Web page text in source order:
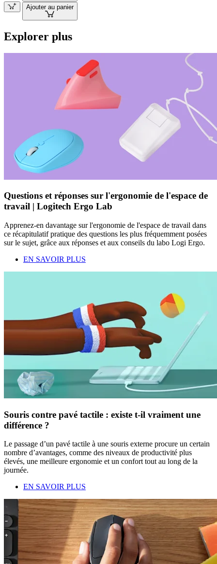
Ajouter au panier
Explorer plus
Questions et réponses sur l'ergonomie de l'espace de
travail | Logitech Ergo Lab
Apprenez-en davantage sur l'ergonomie de l'espace de travail dans
ce récapitulatif pratique des questions les plus fréquemment posées
sur le sujet, grâce aux réponses et aux conseils du labo Logi Ergo.
EN SAVOIR PLUS
Souris contre pavé tactile : existe t-il vraiment une
différence ?
Le passage d’un pavé tactile à une souris externe procure un certain
nombre d’avantages, comme des niveaux de productivité plus
élevés, une meilleure ergonomie et un confort tout au long de la
journée.
EN SAVOIR PLUS